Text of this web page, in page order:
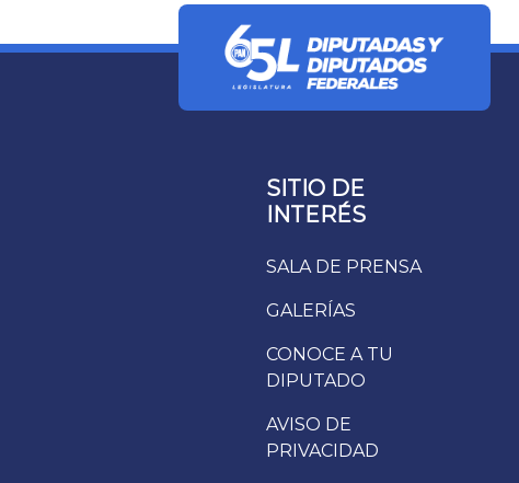
SITIO DE
INTERÉS
SALA DE PRENSA
GALERÍAS
CONOCE A TU
DIPUTADO
AVISO DE
PRIVACIDAD